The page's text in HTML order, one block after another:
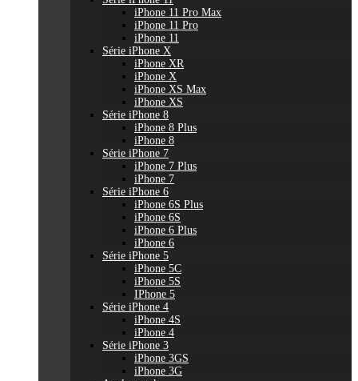
iPhone 11 Pro Max
iPhone 11 Pro
iPhone 11
Série iPhone X
iPhone XR
iPhone X
iPhone XS Max
iPhone XS
Série iPhone 8
iPhone 8 Plus
iPhone 8
Série iPhone 7
iPhone 7 Plus
iPhone 7
Série iPhone 6
iPhone 6S Plus
iPhone 6S
iPhone 6 Plus
iPhone 6
Série iPhone 5
iPhone 5C
iPhone 5S
IPhone 5
Série iPhone 4
iPhone 4S
iPhone 4
Série iPhone 3
iPhone 3GS
iPhone 3G